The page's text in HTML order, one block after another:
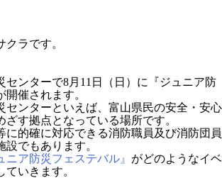
ラです。
センターで8月11日（日）に『ジュニア防
催されます。
センターといえば、富山県民の安全・安心
ざす拠点となっている場所です。
に的確に対応できる消防職員及び消防団員
でもあります。
ニア防災フェステバル』 がどのようなイベ
ていきます。